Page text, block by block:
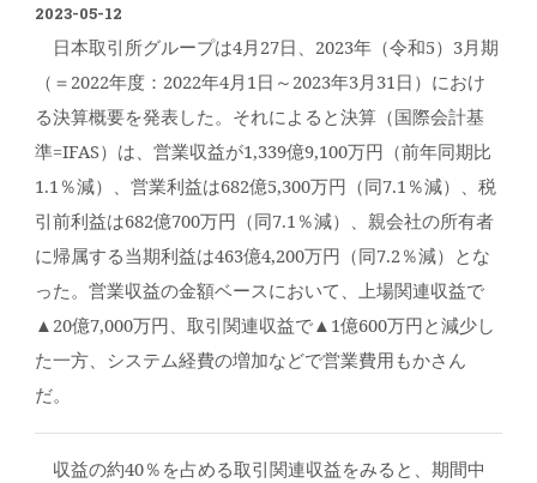
2023-05-12
日本取引所グループは4月27日、2023年（令和5）3月期
（＝2022年度：2022年4月1日～2023年3月31日）におけ
る決算概要を発表した。それによると決算（国際会計基
準=IFAS）は、営業収益が1,339億9,100万円（前年同期比
1.1％減）、営業利益は682億5,300万円（同7.1％減）、税
引前利益は682億700万円（同7.1％減）、親会社の所有者
に帰属する当期利益は463億4,200万円（同7.2％減）とな
った。営業収益の金額ベースにおいて、上場関連収益で
▲20億7,000万円、取引関連収益で▲1億600万円と減少し
た一方、システム経費の増加などで営業費用もかさん
だ。
収益の約40％を占める取引関連収益をみると、期間中